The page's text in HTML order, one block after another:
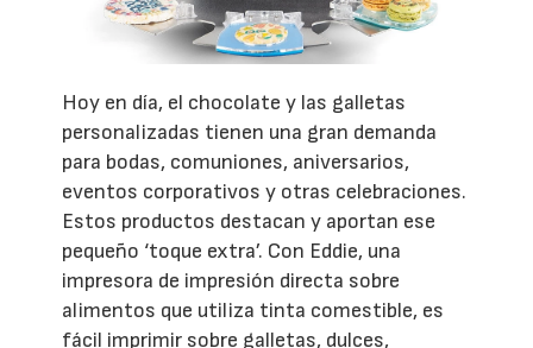
Hoy en día, el chocolate y las galletas
personalizadas tienen una gran demanda
para bodas, comuniones, aniversarios,
eventos corporativos y otras celebraciones.
Estos productos destacan y aportan ese
pequeño ‘toque extra’. Con Eddie, una
impresora de impresión directa sobre
alimentos que utiliza tinta comestible, es
fácil imprimir sobre galletas, dulces,